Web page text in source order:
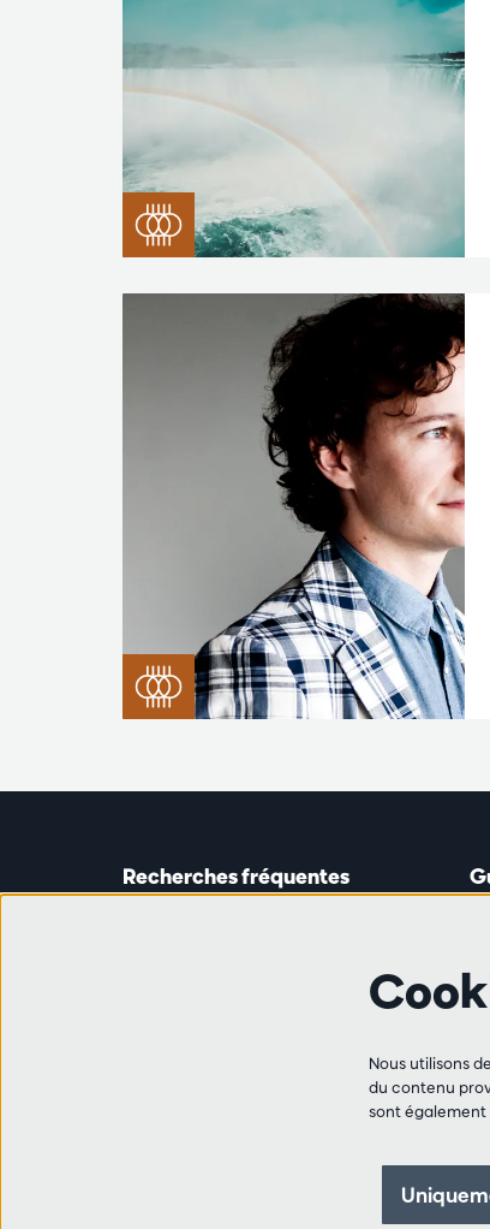
Recherches fréquentes
Travailler à l'Antwerp Symphony
Nous utilisons
du contenu
sont également